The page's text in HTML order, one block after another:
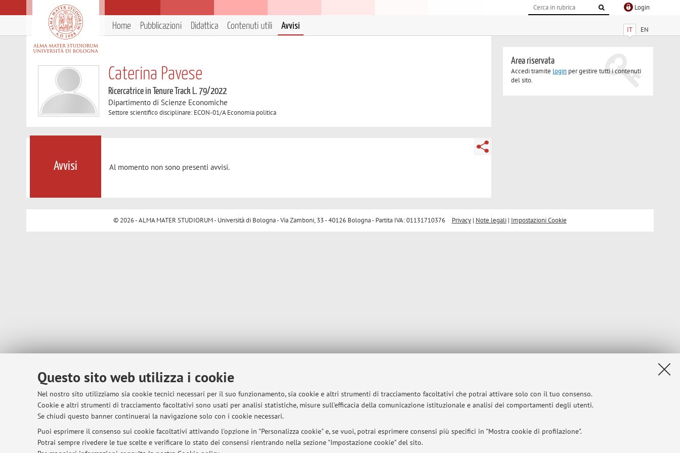
Questo sito web utilizza i cookie
Nel nostro sito utilizziamo sia cookie tecnici necessari per il suo funzionamento, sia cookie e altri strumenti di tracciamento facoltativi che potrai attivare solo con il tuo consenso.
Cookie e altri strumenti di tracciamento facoltativi sono usati per analisi statistiche, misure sull'efficacia della comunicazione istituzionale e analisi dei comportamenti degli utenti.
Se chiudi questo banner continuerai la navigazione solo con i cookie necessari.
Puoi esprimere il consenso sui cookie facoltativi attivando l'opzione in "Personalizza cookie" e, se vuoi, potrai esprimere consensi più specifici in "Mostra cookie di profilazione".
Potrai sempre rivedere le tue scelte e verificare lo stato dei consensi rientrando nella sezione "Impostazione cookie" del sito.
Login
IT EN
Home Pubblicazioni Didattica Contenuti utili Avvisi
Caterina Pavese
Ricercatrice in Tenure Track L. 79/2022
Dipartimento di Scienze Economiche
Settore scientifico disciplinare: ECON-01/A Economia politica
Avvisi Al momento non sono presenti avvisi.
Area riservata
Accedi tramite login per gestire tutti i contenuti
del sito.
© 2026 - ALMA MATER STUDIORUM - Università di Bologna - Via Zamboni, 33 - 40126 Bologna - Partita IVA: 01131710376 Privacy| Note legali| Impostazioni Cookie